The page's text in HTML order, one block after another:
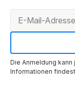
Die Anmeldung
Informationen